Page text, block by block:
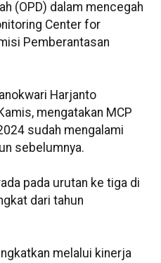
(OPD) dalam mencegah
Center for
Pemberantasan
Harjanto
mengatakan MCP
sudah mengalami
sebelumnya.
pada urutan ke tiga di
dari tahun
melalui kinerja